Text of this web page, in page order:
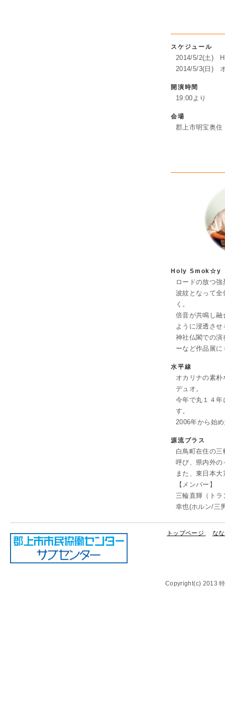
スケジュール
2014/5/2(土)
2014/5/3(日) オ
開演時間
19:00より
会場
郡上市明宝奥住
Holy Smok☆y
ロードの放つ
波紋となって全
く。
倍音が共鳴し融
ように浸透さ
神社仏閣での演
ーなど作品展
水平線
オカリナの素
デュオ。
今年で丸１４年
す。
2006年から始
源流ブラス
白鳥町在住の
呼び、県内外の
また、東日本
【メンバー】
三輪直輝（ト
幸也(ホルン/三
トップページ な
Copyright(c) 2013